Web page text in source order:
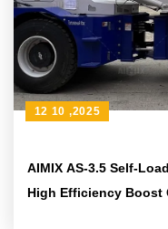
AIMIX AS-3.5 Self-
High Efficiency Boost
12 10 ,2025